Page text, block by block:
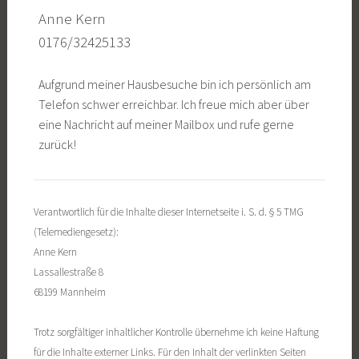
Anne Kern
0176/32425133
Aufgrund meiner Hausbesuche bin ich persönlich am
Telefon schwer erreichbar. Ich freue mich aber über
eine Nachricht auf meiner Mailbox und rufe gerne
zurück!
Verantwortlich für die Inhalte dieser Internetseite i. S. d. § 5 TMG
(Telemediengesetz):
Anne Kern
Lassallestraße 8
68199 Mannheim
Trotz sorgfältiger inhaltlicher Kontrolle übernehme ich keine Haftung
für die Inhalte externer Links. Für den Inhalt der verlinkten Seiten